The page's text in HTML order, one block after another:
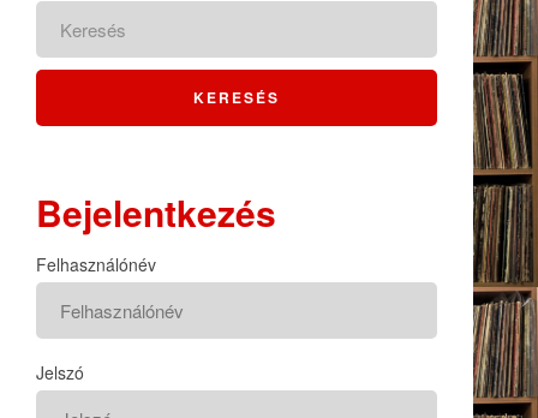
Bejelentkezés
Felhasználónév
Jelszó